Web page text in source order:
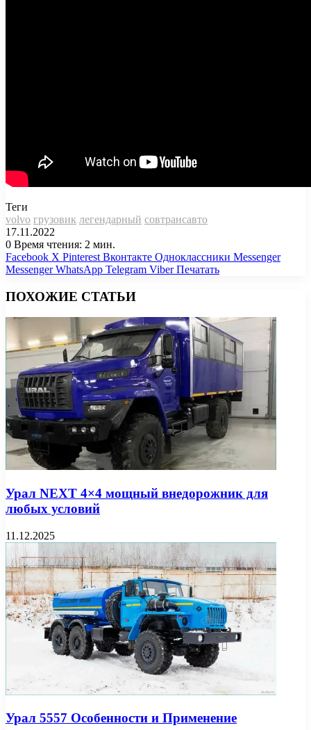
Теги
volvo грузовик легендарный совтрансавто
17.11.2022
0 Время чтения: 2 мин.
Facebook X Pinterest Вконтакте Одноклассники Messenger
Messenger WhatsApp Telegram Viber Печатать
ПОХОЖИЕ СТАТЬИ
Урал NEXT 4×4 мощный внедорожник для
любых условий
11.12.2025
Урал 5557 Особенности и Применение